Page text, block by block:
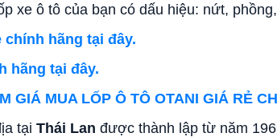
xe ô tô của bạn có dấu hiệu: nứt,
chính hãng tại đây.
hãng tại đây.
GIÁ MUA LỐP Ô TÔ OTANI GIÁ RẺ
tại Thái Lan được thành lập từ năm